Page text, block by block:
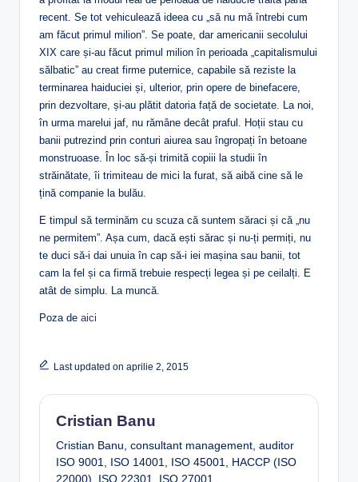
recent. Se tot vehiculează ideea cu „să nu mă întrebi cum
am făcut primul milion”. Se poate, dar americanii secolului
XIX care și-au făcut primul milion în perioada „capitalismului
sălbatic” au creat firme puternice, capabile să reziste la
terminarea haiduciei și, ulterior, prin opere de binefacere,
prin dezvoltare, și-au plătit datoria față de societate. La noi,
în urma marelui jaf, nu rămâne decât praful. Hoții stau cu
banii putrezind prin conturi aiurea sau îngropați în betoane
monstruoase. În loc să-și trimită copiii la studii în
străinătate, îi trimiteau de mici la furat, să aibă cine să le
țină companie la bulău.
E timpul să terminăm cu scuza că suntem săraci și că „nu
ne permitem”. Așa cum, dacă ești sărac și nu-ți permiți, nu
te duci să-i dai unuia în cap să-i iei mașina sau banii, tot
cam la fel și ca firmă trebuie respecți legea și pe ceilalți. E
atât de simplu. La muncă.
Poza de aici
Last updated on aprilie 2, 2015
Cristian Banu
Cristian Banu, consultant management, auditor
ISO 9001, ISO 14001, ISO 45001, HACCP (ISO
22000), ISO 22301, ISO 27001.